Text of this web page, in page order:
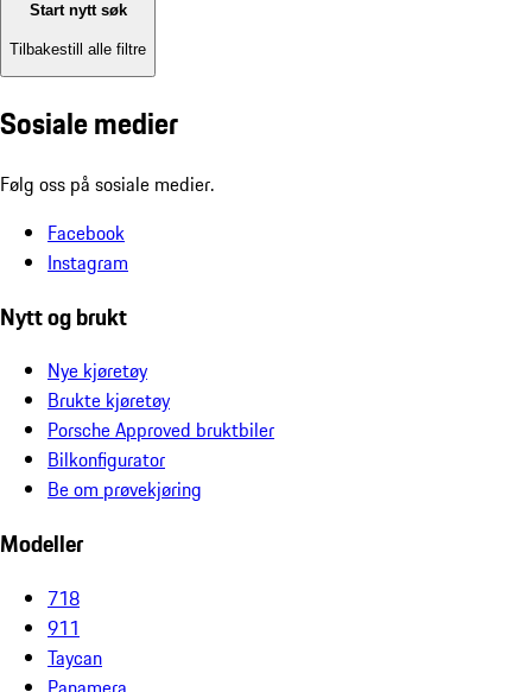
Start nytt søk
Tilbakestill alle filtre
Sosiale medier
Følg oss på sosiale medier.
Facebook
Instagram
Nytt og brukt
Nye kjøretøy
Brukte kjøretøy
Porsche Approved bruktbiler
Bilkonfigurator
Be om prøvekjøring
Modeller
718
911
Taycan